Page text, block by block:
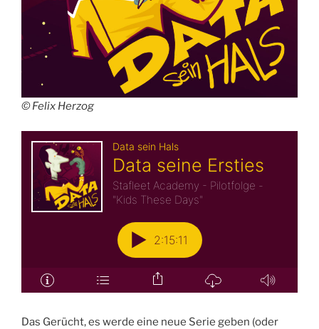
© Felix Herzog
Das Gerücht, es werde eine neue Serie geben (oder